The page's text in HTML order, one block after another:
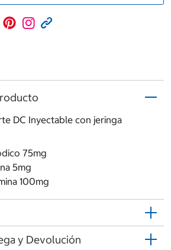
DC Inyectable con jeringa
75mg
5mg
100mg
y Devolución